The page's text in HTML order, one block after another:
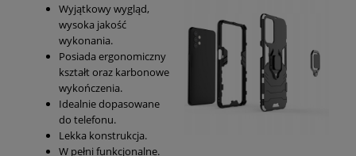
Wyjątkowy wygląd,
wysoka jakość
wykonania.
Posiada ergonomiczny
kształt oraz karbonowe
wykończenia.
Idealnie dopasowane
do telefonu.
Lekka konstrukcja.
W pełni funkcjonalne.